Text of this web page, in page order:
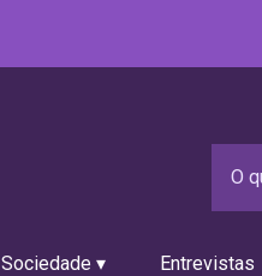
Sociedade ▾ Entrevistas